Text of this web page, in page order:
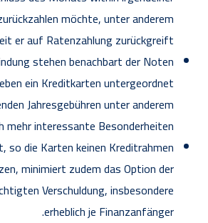
möchte, unter anderem
er auf Ratenzahlung zurückgreift.
stehen benachbart der Noten
ein Kreditkarten untergeordnet
Jahresgebühren unter anderem
mehr interessante Besonderheiten.
so die Karten keinen Kreditrahmen
minimiert zudem das Option der
Verschuldung, insbesondere
erheblich je Finanzanfänger.